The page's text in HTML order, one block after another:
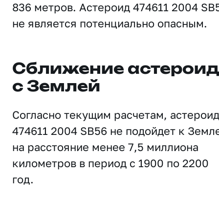
836 метров. Астероид 474611 2004
не является потенциально опасным.
Сближение
с Землей
Согласно текущим расчетам, астероид
474611 2004 SB56 не подойдет к
на расстояние менее 7,5 миллиона
километров в период с 1900 по 2200
год.